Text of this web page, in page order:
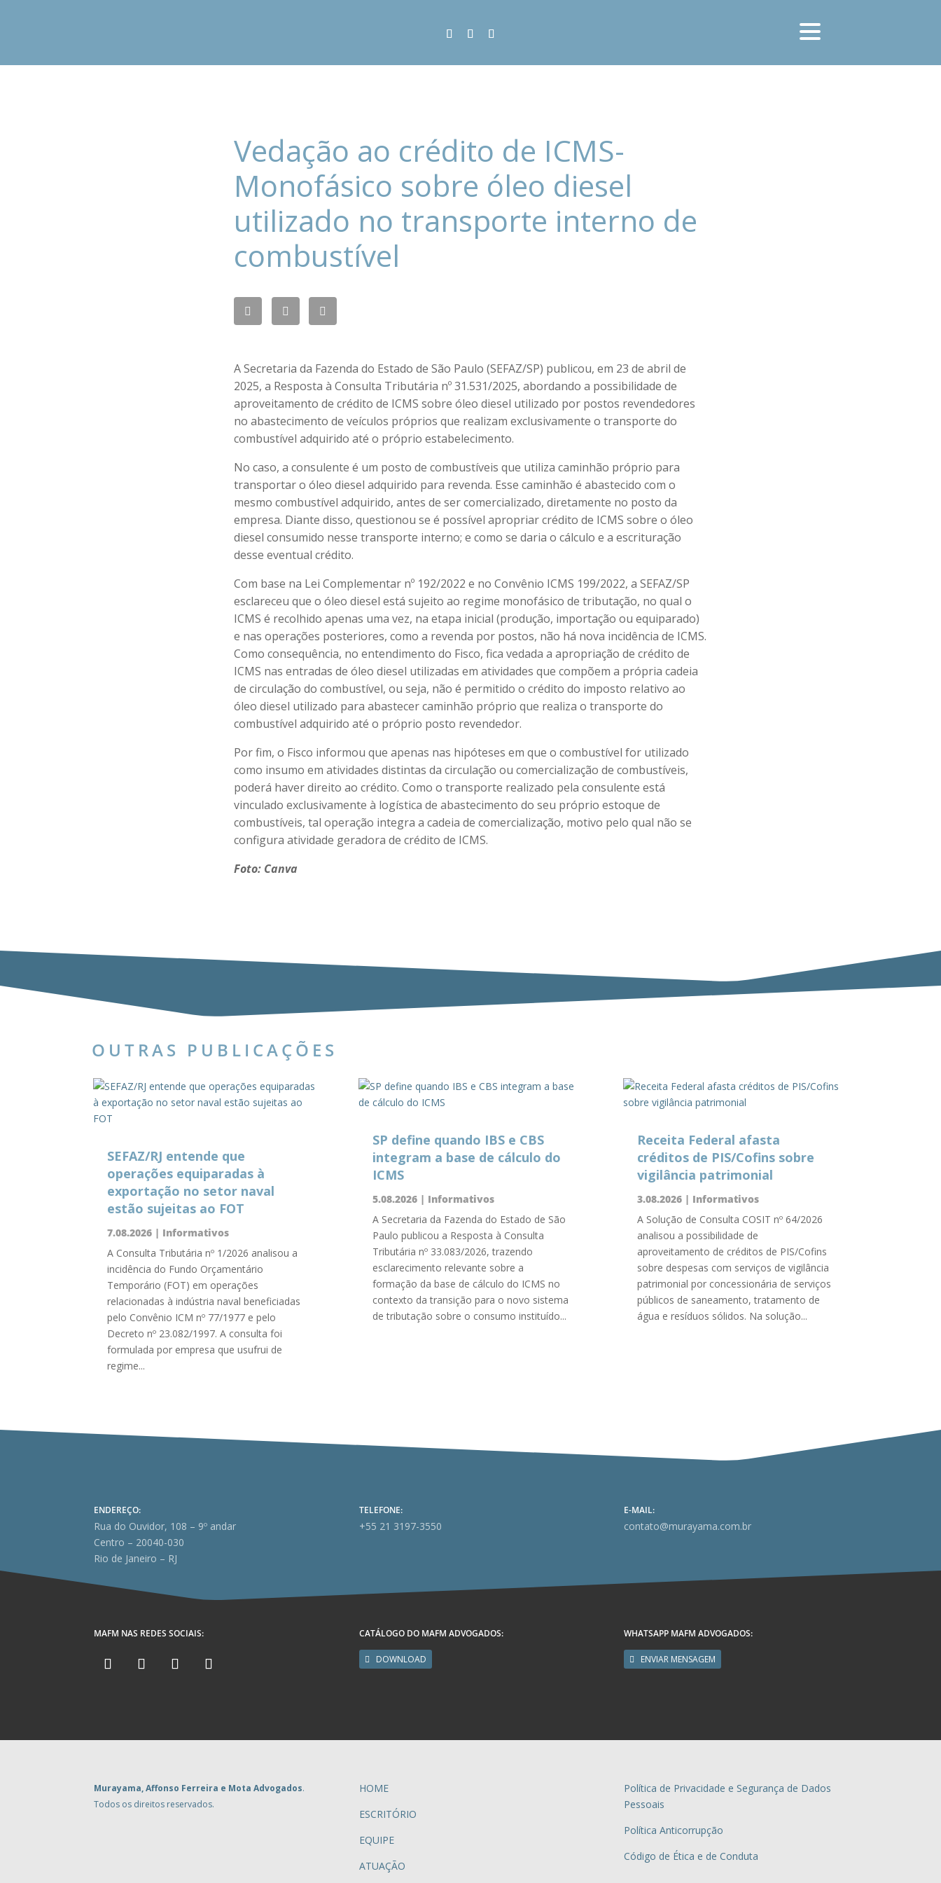
Vedação ao crédito de ICMS-
Monofásico sobre óleo diesel
utilizado no transporte interno de
combustível
A Secretaria da Fazenda do Estado de São Paulo (SEFAZ/SP) publicou, em 23 de abril de
2025, a Resposta à Consulta Tributária nº 31.531/2025, abordando a possibilidade de
aproveitamento de crédito de ICMS sobre óleo diesel utilizado por postos revendedores
no abastecimento de veículos próprios que realizam exclusivamente o transporte do
combustível adquirido até o próprio estabelecimento.
No caso, a consulente é um posto de combustíveis que utiliza caminhão próprio para
transportar o óleo diesel adquirido para revenda. Esse caminhão é abastecido com o
mesmo combustível adquirido, antes de ser comercializado, diretamente no posto da
empresa. Diante disso, questionou se é possível apropriar crédito de ICMS sobre o óleo
diesel consumido nesse transporte interno; e como se daria o cálculo e a escrituração
desse eventual crédito.
Com base na Lei Complementar nº 192/2022 e no Convênio ICMS 199/2022, a SEFAZ/SP
esclareceu que o óleo diesel está sujeito ao regime monofásico de tributação, no qual o
ICMS é recolhido apenas uma vez, na etapa inicial (produção, importação ou equiparado)
e nas operações posteriores, como a revenda por postos, não há nova incidência de ICMS.
Como consequência, no entendimento do Fisco, fica vedada a apropriação de crédito de
ICMS nas entradas de óleo diesel utilizadas em atividades que compõem a própria cadeia
de circulação do combustível, ou seja, não é permitido o crédito do imposto relativo ao
óleo diesel utilizado para abastecer caminhão próprio que realiza o transporte do
combustível adquirido até o próprio posto revendedor.
Por fim, o Fisco informou que apenas nas hipóteses em que o combustível for utilizado
como insumo em atividades distintas da circulação ou comercialização de combustíveis,
poderá haver direito ao crédito. Como o transporte realizado pela consulente está
vinculado exclusivamente à logística de abastecimento do seu próprio estoque de
combustíveis, tal operação integra a cadeia de comercialização, motivo pelo qual não se
configura atividade geradora de crédito de ICMS.
Foto: Canva
OUTRAS PUBLICAÇÕES
SEFAZ/RJ entende que
operações equiparadas à
exportação no setor naval
estão sujeitas ao FOT
7.08.2026 | Informativos
A Consulta Tributária nº 1/2026 analisou a
incidência do Fundo Orçamentário
Temporário (FOT) em operações
relacionadas à indústria naval beneficiadas
pelo Convênio ICM nº 77/1977 e pelo
Decreto nº 23.082/1997. A consulta foi
formulada por empresa que usufrui de
regime...
SP define quando IBS e CBS
integram a base de cálculo do
ICMS
5.08.2026| Informativos
A Secretaria da Fazenda do Estado de São
Paulo publicou a Resposta à Consulta
Tributária nº 33.083/2026, trazendo
esclarecimento relevante sobre a
formação da base de cálculo do ICMS no
contexto da transição para o novo sistema
de tributação sobre o consumo instituído...
Receita Federal afasta
créditos de PIS/Cofins sobre
vigilância patrimonial
3.08.2026| Informativos
A Solução de Consulta COSIT nº 64/2026
analisou a possibilidade de
aproveitamento de créditos de PIS/Cofins
sobre despesas com serviços de vigilância
patrimonial por concessionária de serviços
públicos de saneamento, tratamento de
água e resíduos sólidos. Na solução...
ENDEREÇO:
Rua do Ouvidor, 108 – 9º andar
Centro – 20040-030
Rio de Janeiro – RJ
TELEFONE:
+55 21 3197-3550
E-MAIL:
contato@murayama.com.br
MAFM NAS REDES SOCIAIS: CATÁLOGO DO MAFM ADVOGADOS:
DOWNLOAD
WHATSAPP MAFM ADVOGADOS:
ENVIAR MENSAGEM
Murayama, Affonso Ferreira e Mota Advogados.
Todos os direitos reservados.
HOME
ESCRITÓRIO
EQUIPE
ATUAÇÃO
Política de Privacidade e Segurança de Dados
Pessoais
Política Anticorrupção
Código de Ética e de Conduta